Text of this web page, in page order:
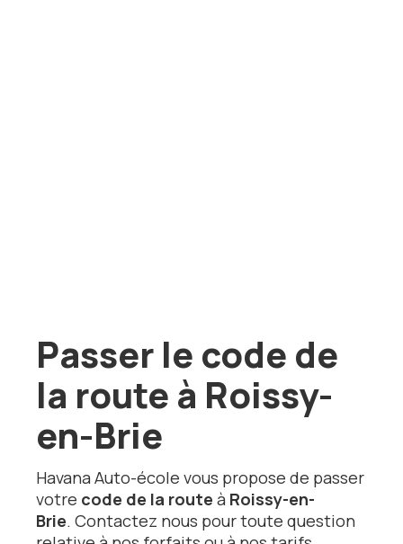
Passer le code de
la route à Roissy-
en-Brie
Havana Auto-école vous propose de passer
votre code de la route à Roissy-en-
Brie. Contactez nous pour toute question